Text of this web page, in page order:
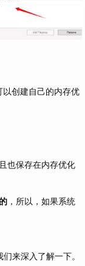
创建自己的内存优
也保存在内存优化
，所以，如果系统
来深入了解一下。